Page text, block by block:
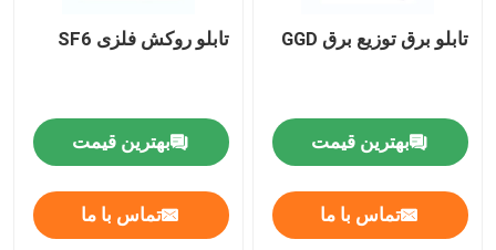
درخواست نقل قول
سوئیچ شکست بار هوا
تابلو برق توزیع برق GGD
بهترین قیمت
تماس با ما
تابلو روکش فلزی SF6
بهترین قیمت
تماس با ما